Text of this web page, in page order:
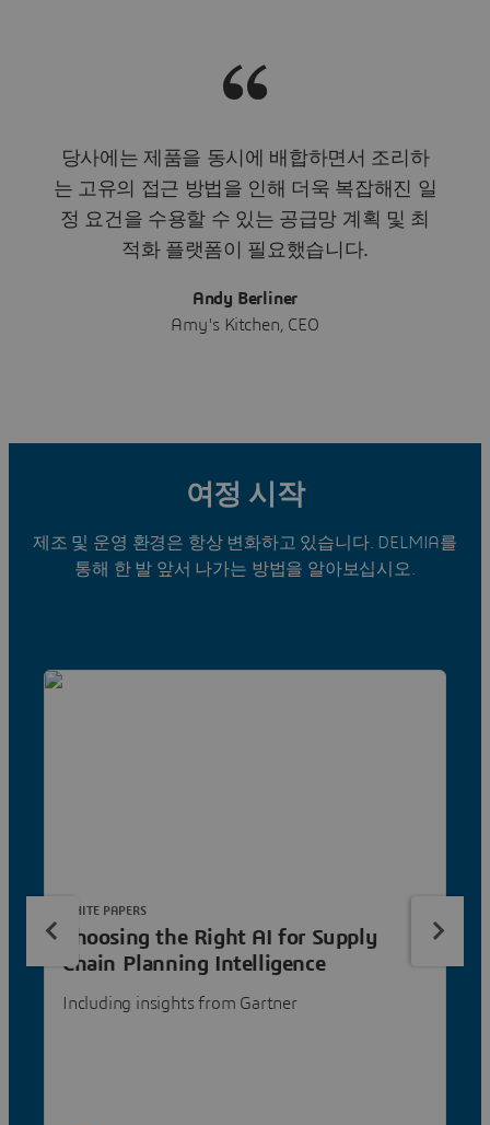
당사에는 제품을 동시에 배합하면서 조리하
는 고유의 접근 방법을 인해 더욱 복잡해진 일
정 요건을 수용할 수 있는 공급망 계획 및 최
적화 플랫폼이 필요했습니다.
Andy Berliner
Amy's Kitchen, CEO
여정 시작
제조 및 운영 환경은 항상 변화하고 있습니다. DELMIA를
통해 한 발 앞서 나가는 방법을 알아보십시오.
Choosing the Right AI for Supply
Chain Planning Intelligence
Including insights from Gartner
WHITE PAPERS